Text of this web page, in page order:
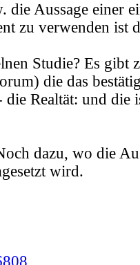
die Aussage einer
zu verwenden ist
Studie? Es gibt
die das
die Realtät: und die
dazu, wo die
wird.